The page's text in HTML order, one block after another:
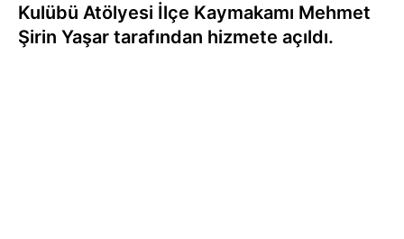
Kulübü Atölyesi İlçe Kaymakamı Mehmet
Şirin Yaşar tarafından hizmete açıldı.